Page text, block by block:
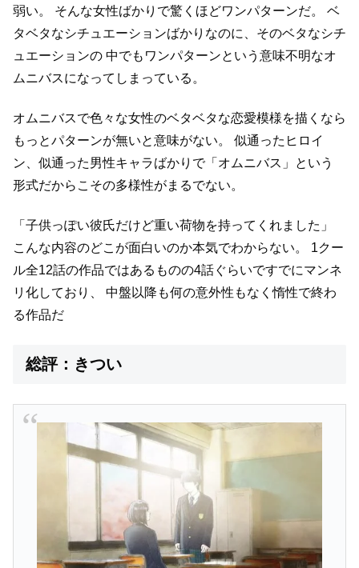
弱い。 そんな女性ばかりで驚くほどワンパターンだ。
ベ
タベタなシチュエーションばかりなのに、そのベタなシチ
ュエーションの 中でもワンパターンという意味不明なオ
ムニバスになってしまっている。
オムニバスで色々な女性のベタベタな恋愛模様を描くなら
もっとパターンが無いと意味がない。
似通ったヒロイ
ン、似通った男性キャラばかりで「オムニバス」という
形式だからこその多様性がまるでない。
「子供っぽい彼氏だけど重い荷物を持ってくれました」
こんな内容のどこが面白いのか本気でわからない。
1クー
ル全12話の作品ではあるものの4話ぐらいですでにマンネ
リ化しており、
中盤以降も何の意外性もなく惰性で終わ
る作品だ
総評：きつい